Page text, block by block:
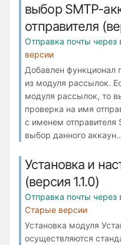
выбор SMTP-
отправителя
Отправка почты через
версии
Добавлен функционал
из модуля рассылок.
модуля рассылок, то
проверка на имя
с именем отправителя
выбор данного
Установка и
(версия 1.1.0)
Отправка почты через
Старые версии
Установка модуля
осуществляются